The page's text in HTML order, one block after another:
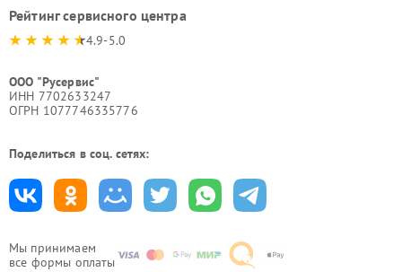
Мы принимаем
все формы оплаты
Рейтинг сервисного центра
4.9-5.0
ООО "Русервис"
ИНН 7702633247
ОГРН 1077746335776
Поделиться в соц. сетях: